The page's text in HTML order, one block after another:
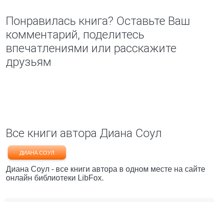
Понравилась книга? Оставьте Ваш
комментарий, поделитесь
впечатлениями или расскажите
друзьям
Все книги автора Диана Соул
ДИАНА СОУЛ
Диана Соул - все книги автора в одном месте на сайте
онлайн библиотеки LibFox.